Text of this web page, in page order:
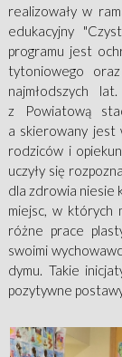
realizowały w
edukacyjny
programu jest
tytoniowego
najmłodszych
z Powiatową
a skierowany jest
rodziców i
uczyły się
dla zdrowia niesie
miejsc, w których
różne prace
swoimi
dymu. Takie
pozytywne